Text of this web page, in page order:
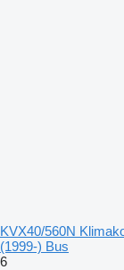
KVX40/560N
(1999-) Bus
6